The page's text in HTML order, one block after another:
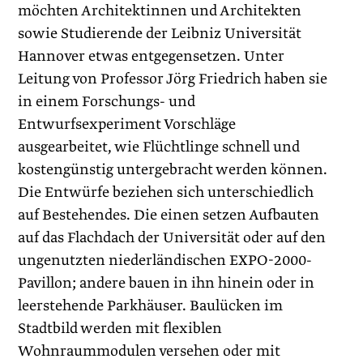
möchten Architektinnen und Architekten
sowie Studierende der Leibniz Universität
Hannover etwas entgegensetzen. Unter
Leitung von Professor Jörg Friedrich haben sie
in einem Forschungs- und
Entwurfsexperiment Vorschläge
ausgearbeitet, wie Flüchtlinge schnell und
kostengünstig untergebracht werden können.
Die Entwürfe beziehen sich unterschiedlich
auf Bestehendes. Die einen setzen Aufbauten
auf das Flachdach der Universität oder auf den
ungenutzten niederländischen EXPO-2000-
Pavillon; andere bauen in ihn hinein oder in
leerstehende Parkhäuser. Bau­lücken im
Stadtbild werden mit flexiblen
Wohnraummodulen versehen oder mit